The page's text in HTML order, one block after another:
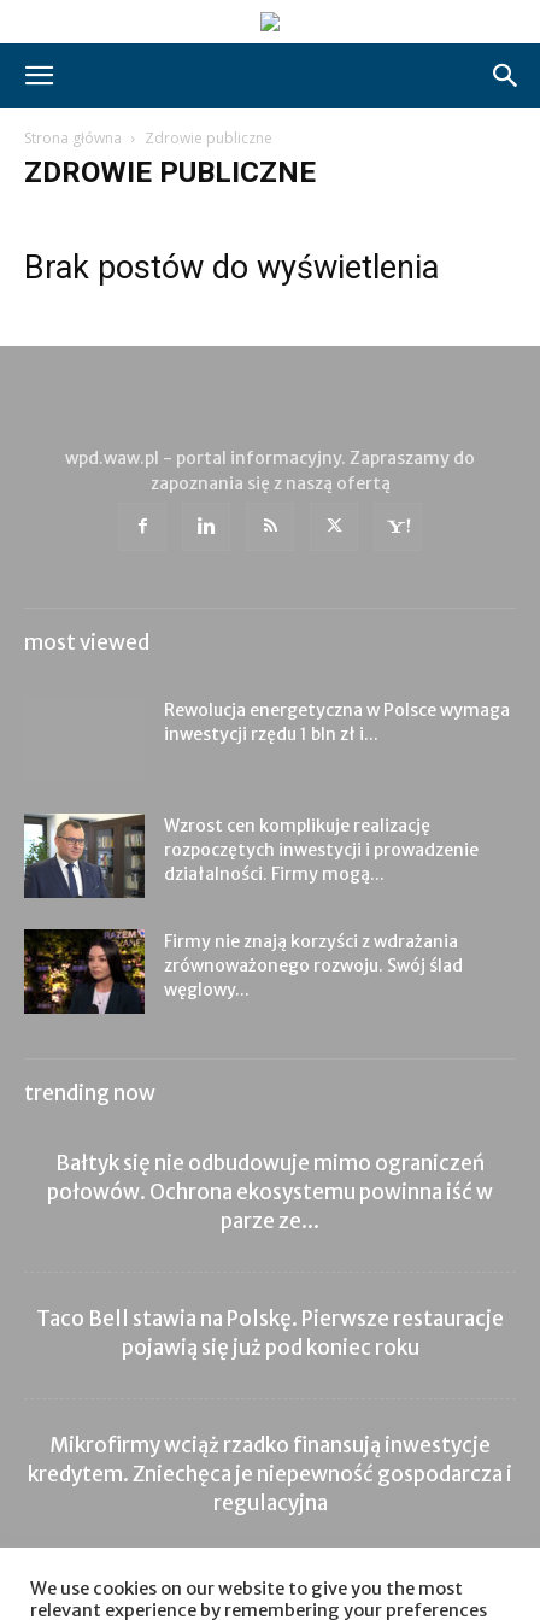
Strona główna Zdrowie publiczne
ZDROWIE PUBLICZNE
Brak postów do wyświetlenia
wpd.waw.pl - portal informacyjny. Zapraszamy do
zapoznania się z naszą ofertą
most viewed
Rewolucja energetyczna w Polsce wymaga
inwestycji rzędu 1 bln zł i...
Wzrost cen komplikuje realizację
rozpoczętych inwestycji i prowadzenie
działalności. Firmy mogą...
Firmy nie znają korzyści z wdrażania
zrównoważonego rozwoju. Swój ślad
węglowy...
trending now
Bałtyk się nie odbudowuje mimo ograniczeń
połowów. Ochrona ekosystemu powinna iść w
parze ze...
Taco Bell stawia na Polskę. Pierwsze restauracje
pojawią się już pod koniec roku
Mikrofirmy wciąż rzadko finansują inwestycje
kredytem. Zniechęca je niepewność gospodarcza i
regulacyjna
Inwestycje Nieruchomości Inwestycje Sprzedaż
We use cookies on our website to give you the most
relevant experience by remembering your preferences